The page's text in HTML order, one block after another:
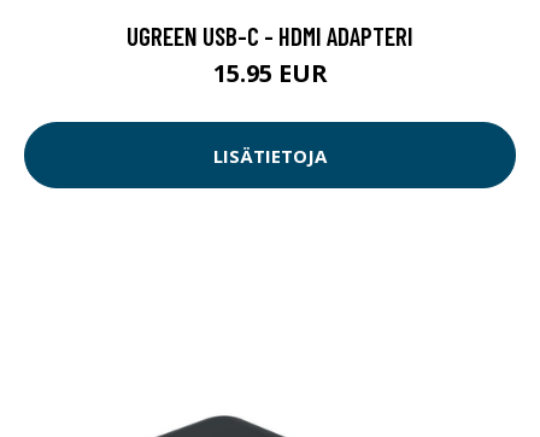
UGREEN USB-C - HDMI ADAPTERI
15.95 EUR
LISÄTIETOJA